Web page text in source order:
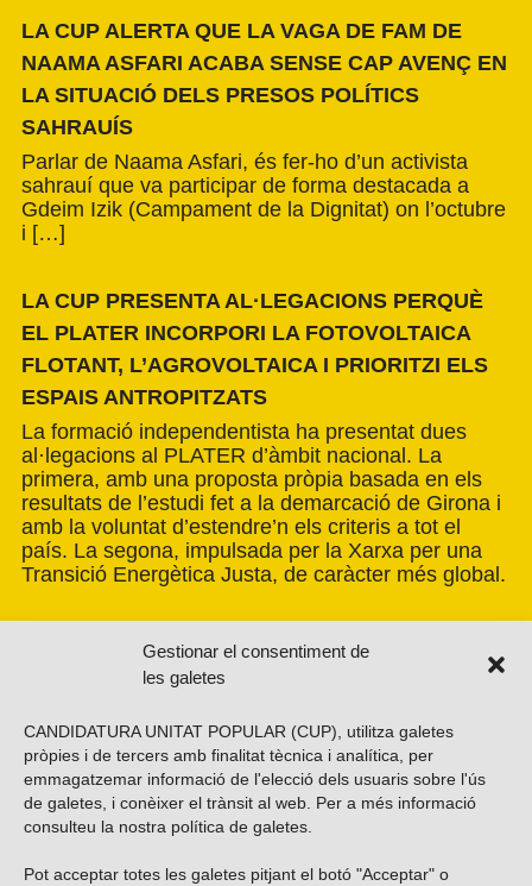
Gestionar el consentiment de
les galetes
CANDIDATURA UNITAT POPULAR (CUP), utilitza galetes
pròpies i de tercers amb finalitat tècnica i analítica, per
emmagatzemar informació de l'elecció dels usuaris sobre l'ús
de galetes, i conèixer el trànsit al web. Per a més informació
consulteu la nostra política de galetes
Pot acceptar totes les galetes pitjant el botó "Acceptar" o
LA CUP ALERTA QUE LA VAGA DE FAM DE
NAAMA ASFARI ACABA SENSE CAP AVENÇ EN
LA SITUACIÓ DELS PRESOS POLÍTICS
SAHRAUÍS
Parlar de Naama Asfari, és fer-ho d’un activista
sahrauí que va participar de forma destacada a
Gdeim Izik (Campament de la Dignitat) on l’octubre
i […]
LA CUP PRESENTA AL·LEGACIONS PERQUÈ
EL PLATER INCORPORI LA FOTOVOLTAICA
FLOTANT, L’AGROVOLTAICA I PRIORITZI ELS
ESPAIS ANTROPITZATS
La formació independentista ha presentat dues
al·legacions al PLATER d’àmbit nacional. La
primera, amb una proposta pròpia basada en els
resultats de l’estudi fet a la demarcació de Girona i
amb la voluntat d’estendre’n els criteris a tot el
país. La segona, impulsada per la Xarxa per una
Transició Energètica Justa, de caràcter més global.